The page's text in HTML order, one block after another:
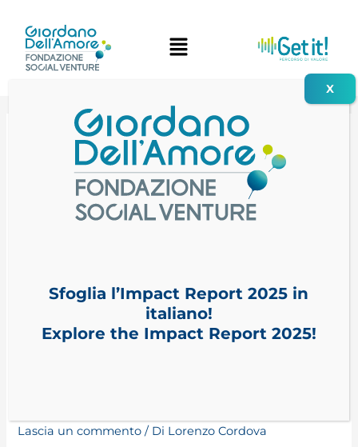
contenuto
Attività educative
e socio-sanitarie
Lascia un commento / Di Lorenzo Cordova
Sfoglia l’Impact Report 2025 in
italiano!
Explore the Impact Report 2025!